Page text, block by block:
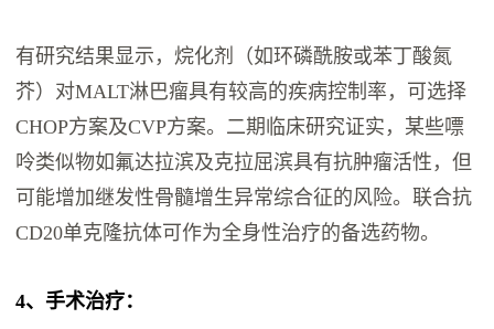
有研究结果显示，烷化剂（如环磷酰胺或苯丁酸氮
芥）对MALT淋巴瘤具有较高的疾病控制率，可选择
CHOP方案及CVP方案。二期临床研究证实，某些嘌
呤类似物如氟达拉滨及克拉屈滨具有抗肿瘤活性，但
可能增加继发性骨髓增生异常综合征的风险。联合抗
CD20单克隆抗体可作为全身性治疗的备选药物。
4、手术治疗：